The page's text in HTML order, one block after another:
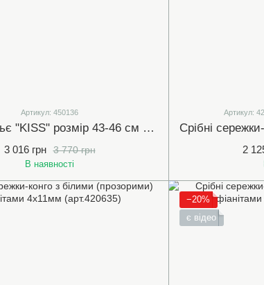
Артикул: 450136
Срібне кольє "KISS" розмір 43-46 см (арт.450136)
3 770 грн
3 016 грн
В наявності
Артикул:
2
−20%
є відео